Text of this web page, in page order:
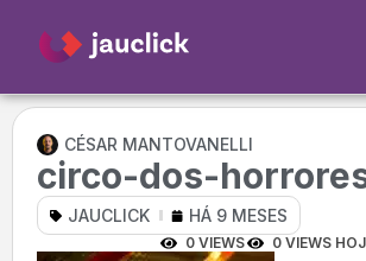
CÉSAR MANTOVANELLI
circo-dos-
JAUCLICK HÁ 9 MESES
0 VIEWS 0 VIEWS